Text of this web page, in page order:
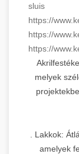
sluis
https://
https://
https://
melyek
. Lakkok:
amelyek